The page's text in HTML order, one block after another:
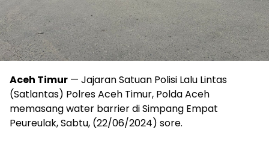
Aceh Timur — Jajaran Satuan Polisi Lalu Lintas
(Satlantas) Polres Aceh Timur, Polda Aceh
memasang water barrier di Simpang Empat
Peureulak, Sabtu, (22/06/2024) sore.